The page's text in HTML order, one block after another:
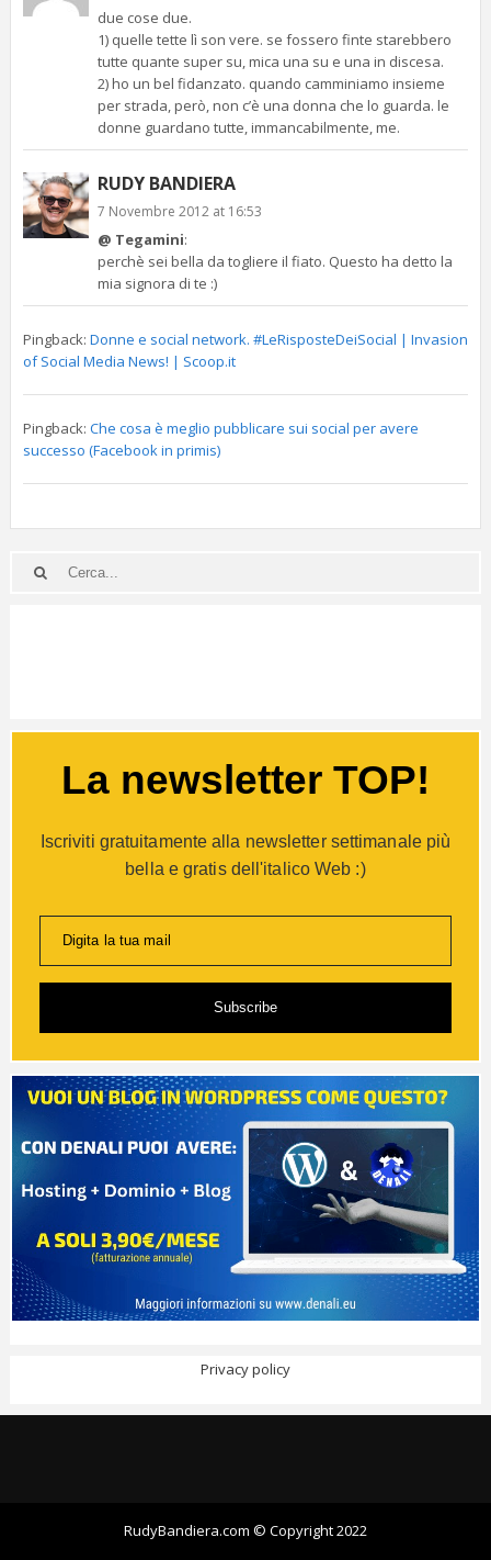
due cose due.
1) quelle tette lì son vere. se fossero finte starebbero
tutte quante super su, mica una su e una in discesa.
2) ho un bel fidanzato. quando camminiamo insieme
per strada, però, non c’è una donna che lo guarda. le
donne guardano tutte, immancabilmente, me.
RUDY BANDIERA
7 Novembre 2012 at 16:53
@ Tegamini:
perchè sei bella da togliere il fiato. Questo ha detto la
mia signora di te :)
Pingback: Donne e social network. #LeRisposteDeiSocial | Invasion
of Social Media News! | Scoop.it
Pingback: Che cosa è meglio pubblicare sui social per avere
successo (Facebook in primis)
La newsletter TOP!
Iscriviti gratuitamente alla newsletter settimanale più
bella e gratis dell'italico Web :)
Digita la tua mail
Subscribe
Privacy policy
RudyBandiera.com © Copyright 2022